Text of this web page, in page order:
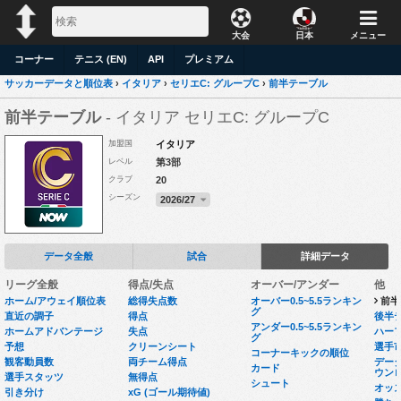
大会 日本 メニュー
コーナー テニス (EN) API プレミアム
サッカーデータと順位表 › イタリア › セリエC: グループC › 前半テーブル
前半テーブル - イタリア セリエC: グループC
加盟国 イタリア
レベル 第3部
クラブ 20
シーズン 2026/27
データ全般 試合 詳細データ
リーグ全般
ホーム/アウェイ順位表
直近の調子
ホームアドバンテージ
予想
観客動員数
選手スタッツ
引き分け
得点/失点
総得失点数
得点
失点
クリーンシート
両チーム得点
無得点
xG (ゴール期待値)
オーバー/アンダー
オーバー0.5~5.5ランキン
グ
アンダー0.5~5.5ランキン
グ
コーナーキックの順位
カード
シュート
他
前
後半
ハー
選手
デー
ウン
オッ